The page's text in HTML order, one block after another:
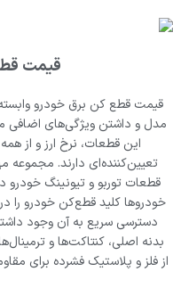
قیمت
قیمت قطع کن برق خودرو
مدل و داشتن ویژگی‌های اضافی
این قطعات، نرخ ارز و از
تعیین‌کننده‌ای دارند. مجموعه
قطعات توربو و تیونینگ خودرو
خودروها کلید قطع‌کن خودرو را
دسترسی سریع به آن وجود
بدنه اصلی، کنتاکت‌ها و
از فلز و پلاستیک فشرده برای